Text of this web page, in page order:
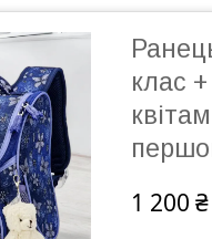
клас
1 200 ₴